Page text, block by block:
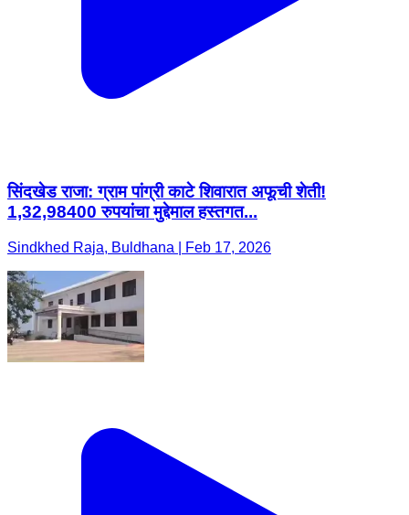
सिंदखेड राजा: ग्राम पांग्री काटे शिवारात अफूची शेती!
1,32,98400 रुपयांचा मुद्देमाल हस्तगत...
Sindkhed Raja, Buldhana | Feb 17, 2026